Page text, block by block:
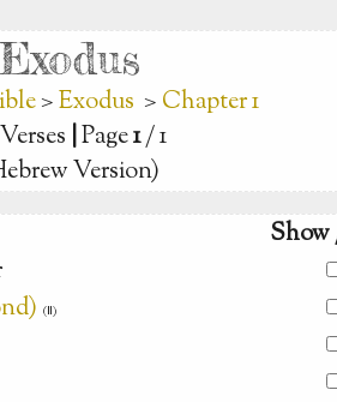
Exodus
>Exodus > Chapter 1
Verses |Page1/ 1
Version)
Show
(Ⅱ)